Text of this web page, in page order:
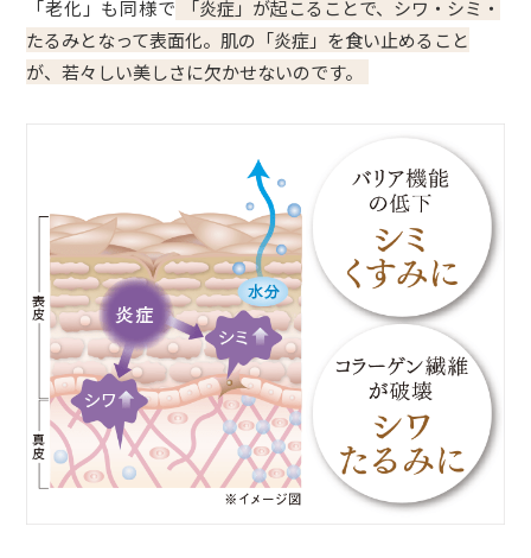
「老化」も同様で
「炎症」が起こることで、シワ・シミ・
たるみとなって表面化。肌の「炎症」を食い止めること
が、若々しい美しさに欠かせないのです。